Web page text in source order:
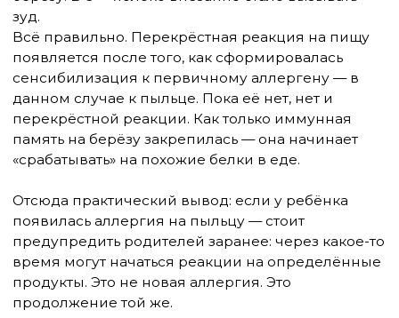
Манго, арбуз, дыня
Злаки (тимофеевка, мятлик и другие луговые
Пшеница, рожь (пищевая реакция менее частая,
но есть)
Помидоры, картофель
Клещ домашней пыли:
Морепродукты: креветки, крабы, омары — через
Авокадо, банан, киви, каштан — так называемый